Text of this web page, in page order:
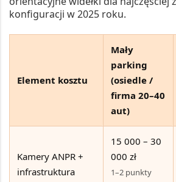
konfiguracji w 2025 roku.
Element kosztu
Mały
parking
(osiedle /
firma 20–40
aut)
Kamery ANPR +
infrastruktura
15 000 – 30
000 zł
1–2 punkty